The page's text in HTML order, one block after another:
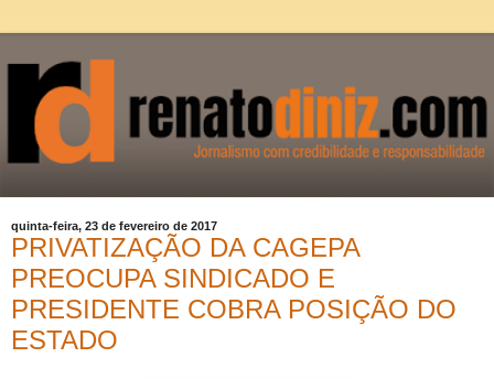
quinta-feira, 23 de fevereiro de 2017
PRIVATIZAÇÃO DA CAGEPA
PREOCUPA SINDICADO E
PRESIDENTE COBRA POSIÇÃO DO
ESTADO